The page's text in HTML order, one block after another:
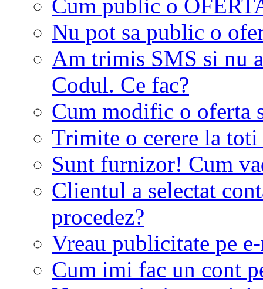
Cum public o
Nu pot sa public o
Am trimis SMS si nu
Codul. Ce fac?
Cum modific o oferta
Trimite o cerere la
Sunt furnizor! Cum
Clientul a selectat
procedez?
Vreau publicitate pe
Cum imi fac un cont